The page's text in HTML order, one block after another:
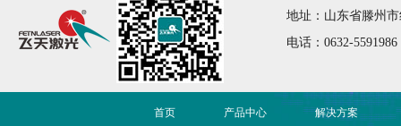
地址：山东省滕州
电话：0632-
首页 产品中心 解决方案